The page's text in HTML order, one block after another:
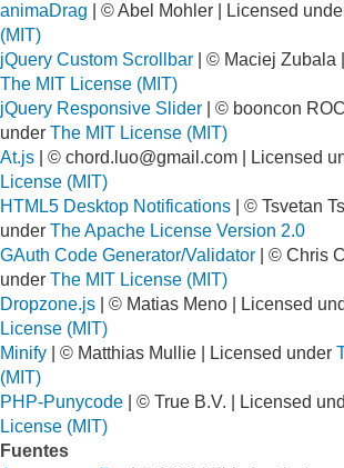
animaDrag | © Abel Mohler | Licensed
(MIT)
jQuery Custom Scrollbar | © Maciej Zubala
The MIT License (MIT)
jQuery Responsive Slider | © booncon
under The MIT License (MIT)
At.js | © chord.luo@gmail.com | Licensed
License (MIT)
HTML5 Desktop Notifications | © Tsvetan
under The Apache License Version 2.0
GAuth Code Generator/Validator | © Chris
under The MIT License (MIT)
Dropzone.js | © Matias Meno | Licensed
License (MIT)
Minify | © Matthias Mullie | Licensed under
(MIT)
PHP-Punycode | © True B.V. | Licensed
License (MIT)
Fuentes